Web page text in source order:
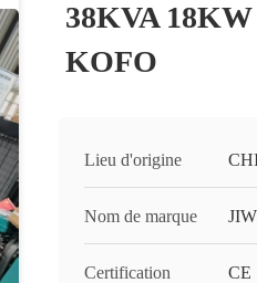
38KVA
KOFO
Lieu d'origine
Nom de marque
Certification CE